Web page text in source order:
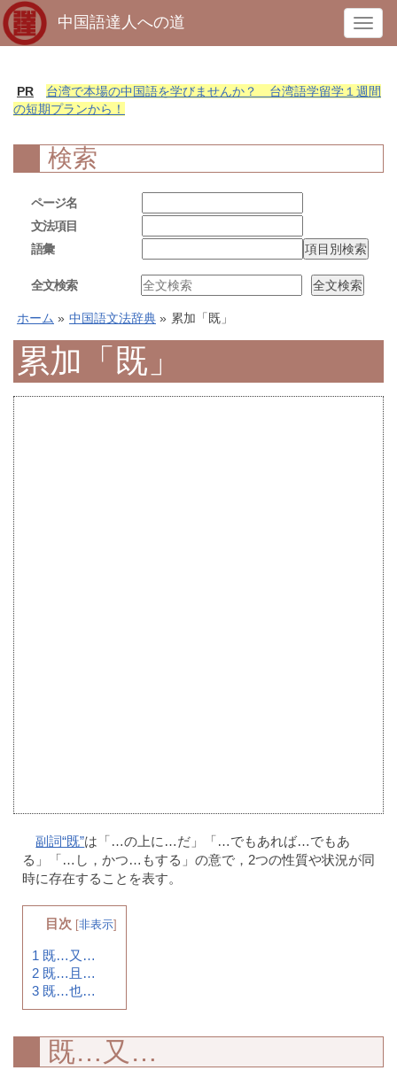
T
o
g
n
a
a
t
i
中国語達人への道
PR
台湾で本場の中国語を学びませんか？ 台湾語学留学１週間
の短期プランから！
検索
ページ名
文法項目
語彙
全文検索
ホーム » 中国語文法辞典 » 累加「既」
累加「既」
副詞“既”は「…の上に…だ」「…でもあれば…でもあ
る」「…し，かつ…もする」の意で，2つの性質や状況が同
時に存在することを表す。
目次 [非表示]
1 既…又…
2 既…且…
3 既…也…
既…又…